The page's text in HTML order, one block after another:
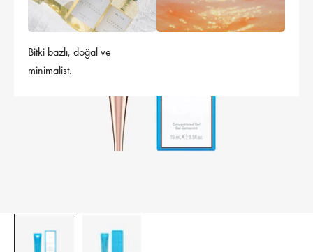
Bitki bazlı, doğal ve
minimalist.